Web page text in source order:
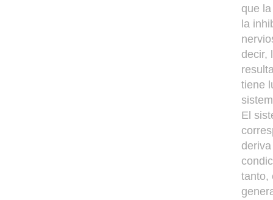
que
la
decir,
tiene
El
tanto,